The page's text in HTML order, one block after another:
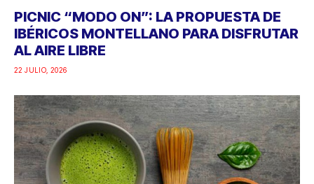
PICNIC “MODO ON”: LA PROPUESTA DE
IBÉRICOS MONTELLANO PARA DISFRUTAR
AL AIRE LIBRE
22 JULIO, 2026